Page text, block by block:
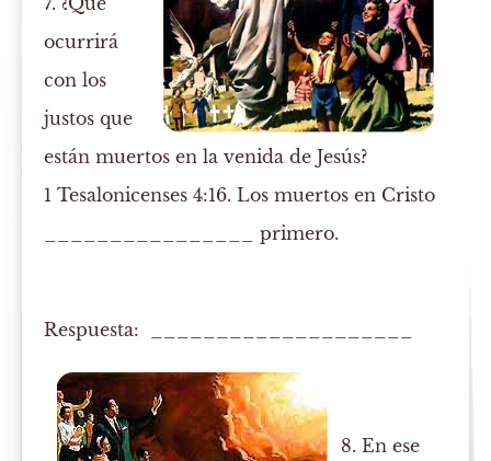
ocurrirá
con los
justos que
están muertos en la venida de Jesús?
1 Tesalonicenses 4:16. Los muertos en Cristo
________________ primero.
Respuesta: ____________________
8. En ese